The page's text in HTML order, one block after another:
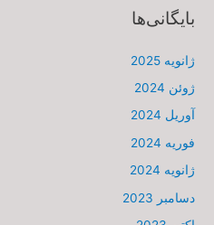
بایگانی‌ها
ژانویه 2025
ژوئن 2024
آوریل 2024
فوریه 2024
ژانویه 2024
دسامبر 2023